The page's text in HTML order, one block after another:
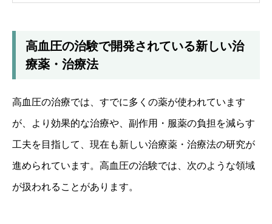
高血圧の治験で開発されている新しい治
療薬・治療法
高血圧の治療では、すでに多くの薬が使われています
が、より効果的な治療や、副作用・服薬の負担を減らす
工夫を目指して、現在も新しい治療薬・治療法の研究が
進められています。高血圧の治験では、次のような領域
が扱われることがあります。